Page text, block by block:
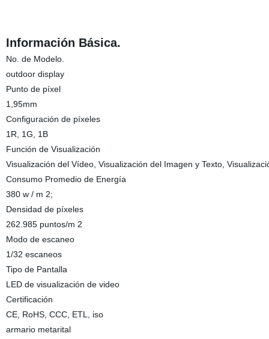
Información Básica.
No. de Modelo.
outdoor display
Punto de píxel
1,95mm
Configuración de píxeles
1R, 1G, 1B
Función de Visualización
Visualización del Vídeo, Visualización del Imagen y Texto,
Consumo Promedio de Energía
380 w / m 2;
Densidad de píxeles
262.985 puntos/m 2
Modo de escaneo
1/32 escaneos
Tipo de Pantalla
LED de visualización de video
Certificación
CE, RoHS, CCC, ETL, iso
armario metarital